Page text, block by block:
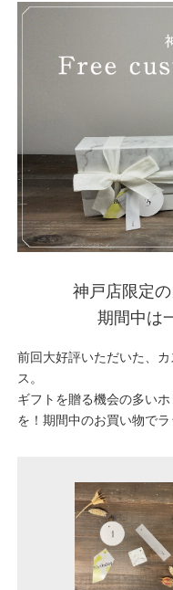
神戸店限定
期間中は
前回大好評いただいた、
ス。
ギフトを贈る機会の多い
を！期間中のお買い物で